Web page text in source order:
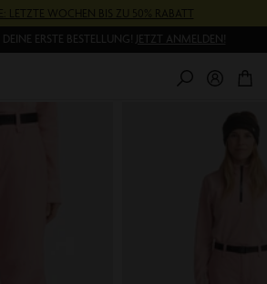
LETZTE WOCHEN BIS ZU 50% RABATT
ERSTE BESTELLUNG! JETZT ANMELDEN!